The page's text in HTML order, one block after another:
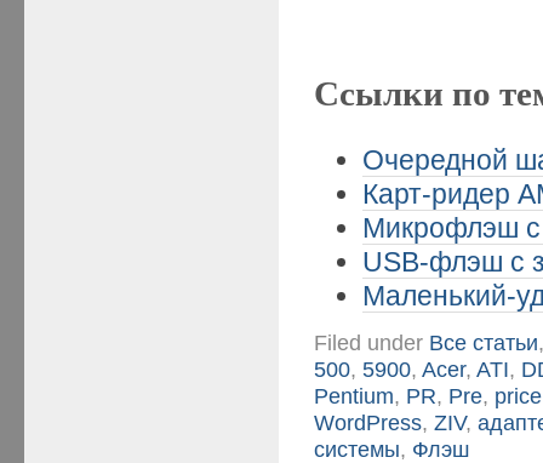
Ссылки по
Очередной
Карт-ридер
Микрофлэш с
USB-флэш с
Маленький-
Filed under Все статьи
500,5900,Acer,ATI,
Pentium, PR, Pre, price
WordPress,ZIV,
системы, Флэш